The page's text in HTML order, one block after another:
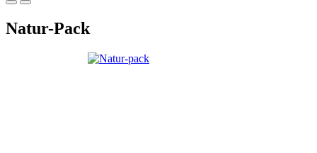
Natur-Pack